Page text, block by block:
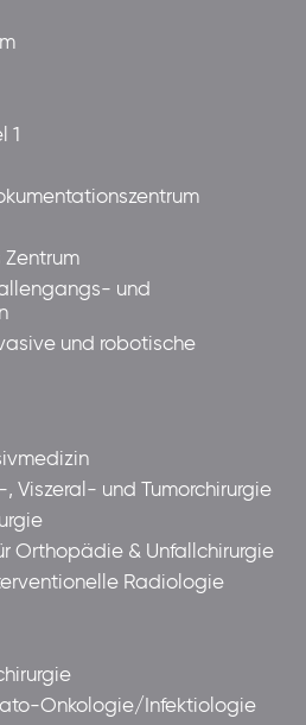
1
Zentrum
und
und robotische
Viszeral- und Tumorchirurgie
Orthopädie & Unfallchirurgie
Radiologie
Onkologie/Infektiologie